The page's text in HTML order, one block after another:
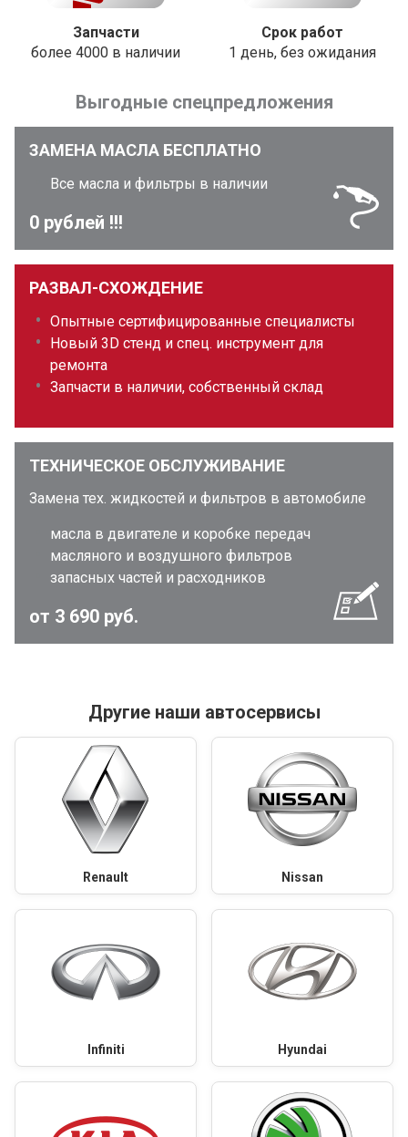
Запчасти
более 4000 в наличии
Срок работ
1 день, без ожидания
Выгодные спецпредложения
ЗАМЕНА МАСЛА БЕСПЛАТНО
Все масла и фильтры в наличии
0 рублей !!!
РАЗВАЛ-СХОЖДЕНИЕ
Опытные сертифицированные специалисты
Новый 3D стенд и спец. инструмент для
ремонта
Запчасти в наличии, собственный склад
ТЕХНИЧЕСКОЕ ОБСЛУЖИВАНИЕ
Замена тех. жидкостей и фильтров в автомобиле
масла в двигателе и коробке передач
масляного и воздушного фильтров
запасных частей и расходников
от 3 690 руб.
Другие наши автосервисы
Renault Nissan
Infiniti Hyundai